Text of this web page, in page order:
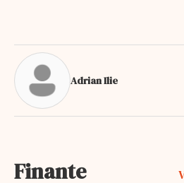
Adrian Ilie
Finante